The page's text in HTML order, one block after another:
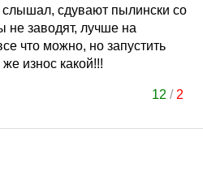
слышал, сдувают пылински со
не заводят, лучше на
что можно, но запустить
износ какой!!!
12 / 2